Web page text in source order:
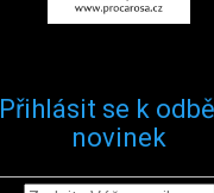
Přihlásit se k
novinek